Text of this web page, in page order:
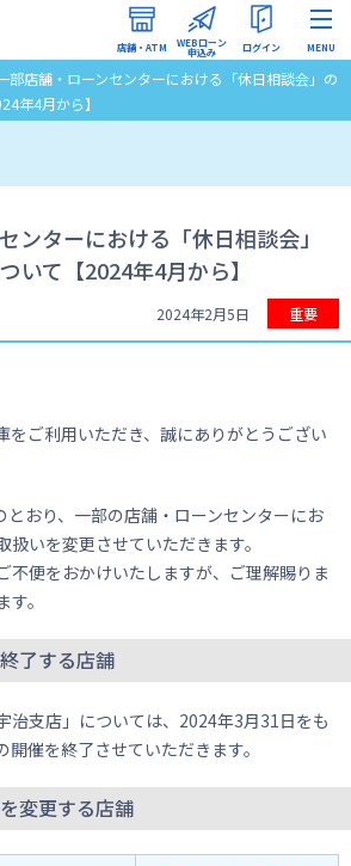
店舗・ATM WEBローン
申込み ログイン
ターネットバンキング
ろうきんダイレクト）
MENU
部店舗・ローンセンターにおける「休日相談会」の
年4月から】
ンターにおける「休日相談会」
いて【2024年4月から】
重要
2024年2月5日
をご利用いただき、誠にありがとうござい
とおり、一部の店舗・ローンセンターにお
扱いを変更させていただきます。
不便をおかけいたしますが、ご理解賜りま
。
了する店舗
治支店」については、2024年3月31日をも
催を終了させていただきます。
変更する店舗